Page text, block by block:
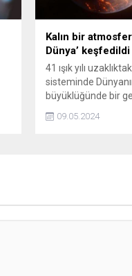
Kalın bir
Dünya’ keşfedildi
41 ışık yılı
sisteminde
büyüklüğünde bir
edildi. Ancak
09.05.2024